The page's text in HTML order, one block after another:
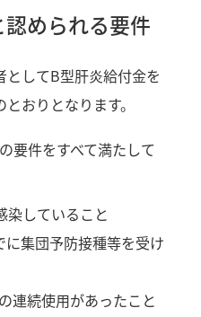
認められる要件
してB型肝炎給付金を
おりとなります。
要件をすべて満たして
染していること
集団予防接種等を受け
連続使用があったこと